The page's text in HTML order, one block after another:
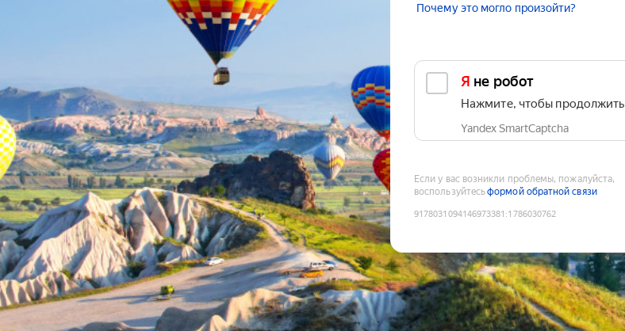
Почему это могло произойти?
Я не робот
Нажмите, чтобы продолжить
Yandex SmartCaptcha
Если у вас возникли проблемы, пожалуйста,
воспользуйтесьформой обратной связи
9178031094146973381 :1786030762